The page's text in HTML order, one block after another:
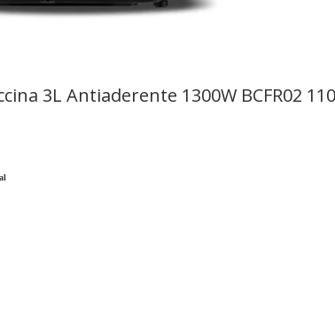
3L Antiaderente 1300W BCFR02 110